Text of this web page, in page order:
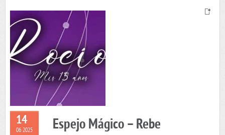
14
06 2025 Espejo Mágico – Rebe